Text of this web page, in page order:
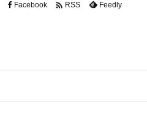
Facebook  RSS Feedly